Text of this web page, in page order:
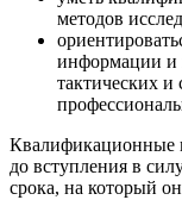
методов
информации и
тактических и
Квалификационные
до вступления в
срока, на который